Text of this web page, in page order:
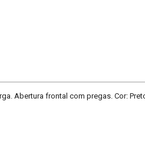
Abertura frontal com pregas. Cor: